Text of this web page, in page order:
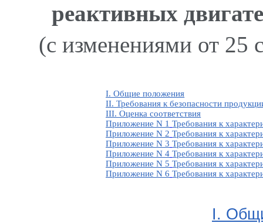
реактивных
(с изменениями от 25
I. Общие положения
II. Требования к безопасности
III. Оценка соответствия
Приложение N 1 Требования к
Приложение N 2 Требования к
Приложение N 3 Требования к
Приложение N 4 Требования к
Приложение N 5 Требования к
Приложение N 6 Требования к
I.